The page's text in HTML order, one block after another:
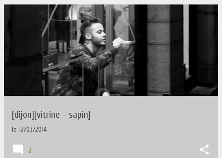
[dijon][vitrine - sapin]
le 12/03/2014
2